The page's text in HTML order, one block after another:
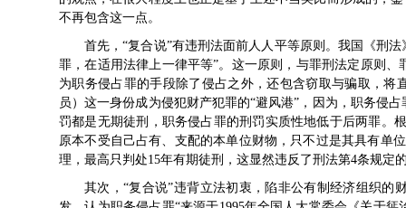
不再包含这一点。
首先，“复合说”有违刑法面前人人平等原则。我国《刑
罪，在适用法律上一律平等”。这一原则，与罪刑法定原则
为职务侵占罪的手段除了侵占之外，还包含窃取与骗取，将
员）这一身份成为侵犯财产犯罪的“避风港”，因为，职务侵
罚都是无期徒刑，职务侵占罪的刑罚实质性地低于后两罪。
原本不受自己占有、支配的本单位财物，只不过是其具有单
理，最高只判处15年有期徒刑，这显然违反了刑法第4条规定
其次，“复合说”违背立法初衷，陷非公有制经济组织的